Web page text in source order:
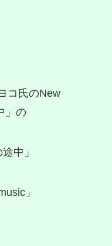
コ氏のNew
」の
中」
」